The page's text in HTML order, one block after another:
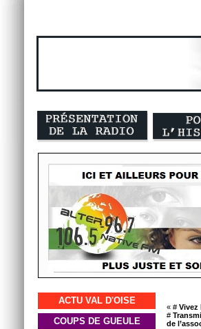
ACTU VAL D'OISE
COUPS DE GUEULE
« # Vivez
#
de